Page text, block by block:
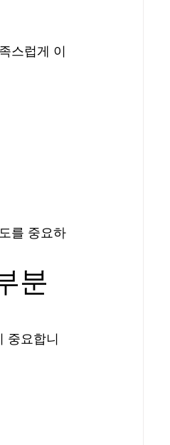
스럽게 이
를 중요하
분
중요합니